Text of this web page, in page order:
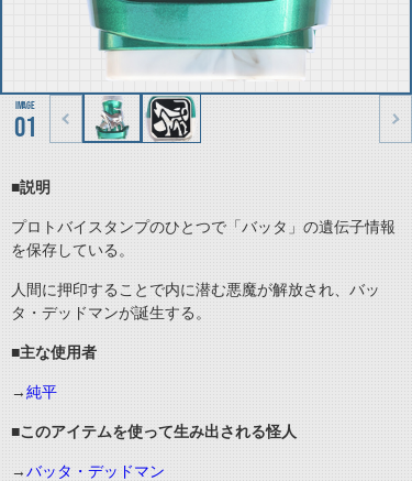
01
■説明
プロトバイスタンプのひとつで「バッタ」の遺伝子情報
を保存している。
人間に押印することで内に潜む悪魔が解放され、バッ
タ・デッドマンが誕生する。
■主な使用者
→純平
■このアイテムを使って生み出される怪人
→バッタ・デッドマン